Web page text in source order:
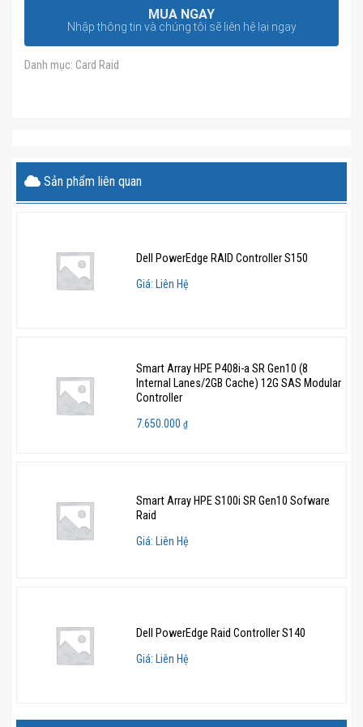
MUA NGAY
Nhập thông tin và chúng tôi sẽ liên hệ lại ngay
Danh mục: Card Raid
Sản phẩm liên quan
Dell PowerEdge RAID Controller S150
Giá: Liên Hệ
Smart Array HPE P408i-a SR Gen10 (8
Internal Lanes/2GB Cache) 12G SAS Modular
Controller
7.650.000 ₫
Smart Array HPE S100i SR Gen10 Sofware
Raid
Giá: Liên Hệ
Dell PowerEdge Raid Controller S140
Giá: Liên Hệ